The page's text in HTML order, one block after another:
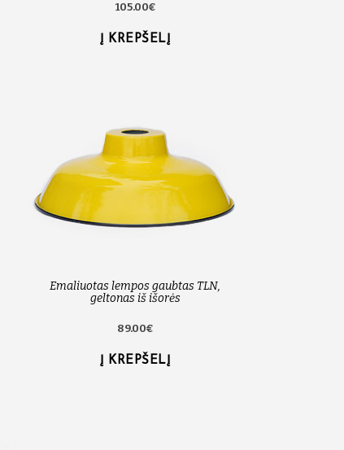
105.00€
Į KREPŠELĮ
Emaliuotas lempos gaubtas TLN,
geltonas iš išorės
89.00€
Į KREPŠELĮ